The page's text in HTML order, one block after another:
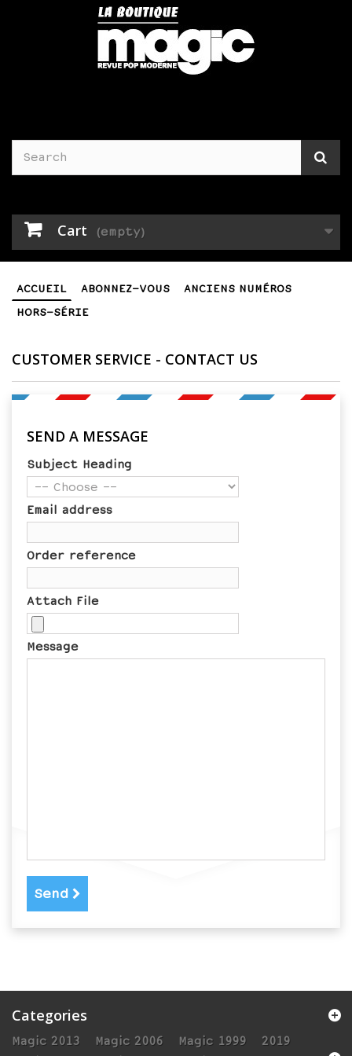
Cart (empty)
ACCUEIL ABONNEZ-VOUS
ANCIENS NUMÉROS
HORS-SÉRIE
CUSTOMER SERVICE - CONTACT US
SEND A MESSAGE
Subject Heading
Email address
Order reference
Attach File
Message
Send
Categories
Magic 2013
Magic 2006
Magic 1999
2019